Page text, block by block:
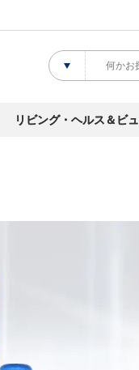
リビング・ヘルス＆ビ